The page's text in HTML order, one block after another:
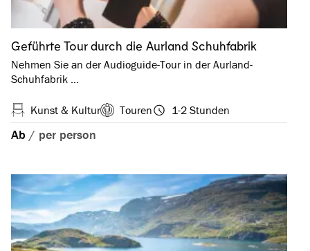
Geführte Tour durch die Aurland Schuhfabrik
Nehmen Sie an der Audioguide-Tour in der Aurland-
Schuhfabrik …
Kunst & Kultur Touren 1-2 Stunden
Ab / per person